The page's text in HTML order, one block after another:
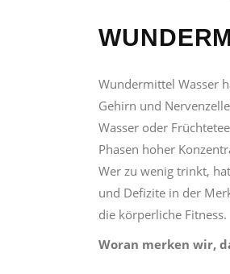
Wundermittel Wasser
Gehirn und
Wasser oder
Phasen hoher
Wer zu wenig trinkt,
und Defizite in der
die körperliche Fitness.
Woran merken wir,